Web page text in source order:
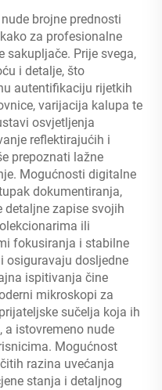
brojne prednosti
za profesionalne
sakupljače. Prije svega,
i detalje, što
autentifikaciju rijetkih
varijacija kalupa te
osvjetljenja
reflektirajućih i
prepoznati lažne
Mogućnosti digitalne
dokumentiranja,
zapise svojih
ili
fokusiranja i stabilne
osiguravaju dosljedne
ispitivanja čine
mikroskopi za
sučelja koja ih
istovremeno nude
Mogućnost
razina uvećanja
stanja i detaljnog